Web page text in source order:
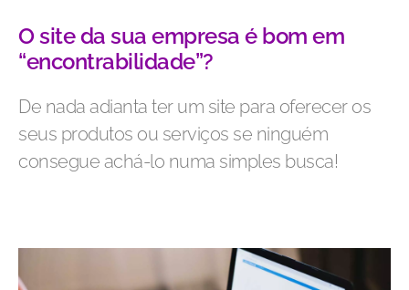
O site da sua empresa é bom em
“encontrabilidade”?
De nada adianta ter um site para oferecer os
seus produtos ou serviços se ninguém
consegue achá-lo numa simples busca!